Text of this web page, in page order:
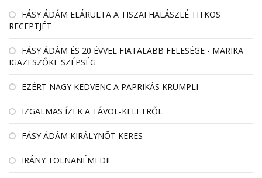
FÁSY ÁDÁM ELÁRULTA A TISZAI HALÁSZLÉ TITKOS
RECEPTJÉT
FÁSY ÁDÁM ÉS 20 ÉVVEL FIATALABB FELESÉGE - MARIKA
IGAZI SZŐKE SZÉPSÉG
EZÉRT NAGY KEDVENC A PAPRIKÁS KRUMPLI
IZGALMAS ÍZEK A TÁVOL-KELETRŐL
FÁSY ÁDÁM KIRÁLYNŐT KERES
IRÁNY TOLNANÉMEDI!